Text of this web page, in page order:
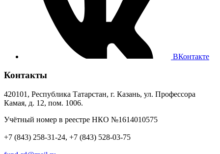
ВКонтакте
Контакты
420101, Республика Татарстан, г. Казань, ул. Профессора
Камая, д. 12, пом. 1006.
Учётный номер в реестре НКО №1614010575
+7 (843) 258-31-24, +7 (843) 528-03-75